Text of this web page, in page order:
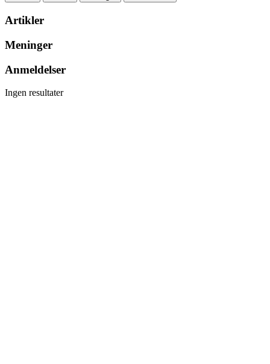
Artikler
Meninger
Anmeldelser
Ingen resultater